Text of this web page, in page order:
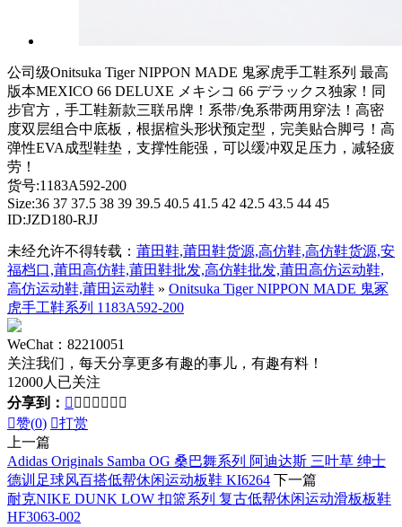
公司级Onitsuka Tiger NIPPON MADE 鬼冢虎手工鞋系列 最高
版本MEXICO 66 DELUXE メキシコ 66 デラックス独家！同
步官方，手工鞋新款三联吊牌！系带/免系带两用穿法！高密
度双层组合中底板，根据楦头形状预定型，完美贴合脚弓！高
弹性EVA成型鞋垫，支撑性能强，可以缓冲双足压力，减轻疲
劳！
货号:1183A592-200
Size:36 37 37.5 38 39 39.5 40.5 41.5 42 42.5 43.5 44 45
ID:JZD180-RJJ
未经允许不得转载： 莆田鞋,莆田鞋货源,高仿鞋,高仿鞋货源,安
福档口,莆田高仿鞋,莆田鞋批发,高仿鞋批发,莆田高仿运动鞋,
高仿运动鞋,莆田运动鞋 » Onitsuka Tiger NIPPON MADE 鬼冢
虎手工鞋系列 1183A592-200
WeChat：82210051
关注我们，每天分享更多有趣的事儿，有趣有料！
12000人已关注
分享到：       
赞(0) 打赏
上一篇
Adidas Originals Samba OG 桑巴舞系列 阿迪达斯 三叶草 绅士
德训足球风百搭低帮休闲运动板鞋 KI6264 下一篇
耐克NIKE DUNK LOW 扣篮系列 复古低帮休闲运动滑板板鞋
HF3063-002